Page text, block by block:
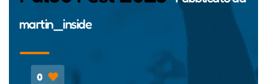
martin_inside
0